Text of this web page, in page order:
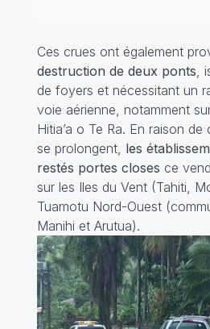
Ces crues ont également
destruction de deux ponts,
de foyers et nécessitant un
voie aérienne, notamment
Hitia’a o Te Ra. En raison de
se prolongent, les
restés portes closes ce
sur les Iles du Vent (Tahiti,
Tuamotu Nord-Ouest
Manihi et Arutua).